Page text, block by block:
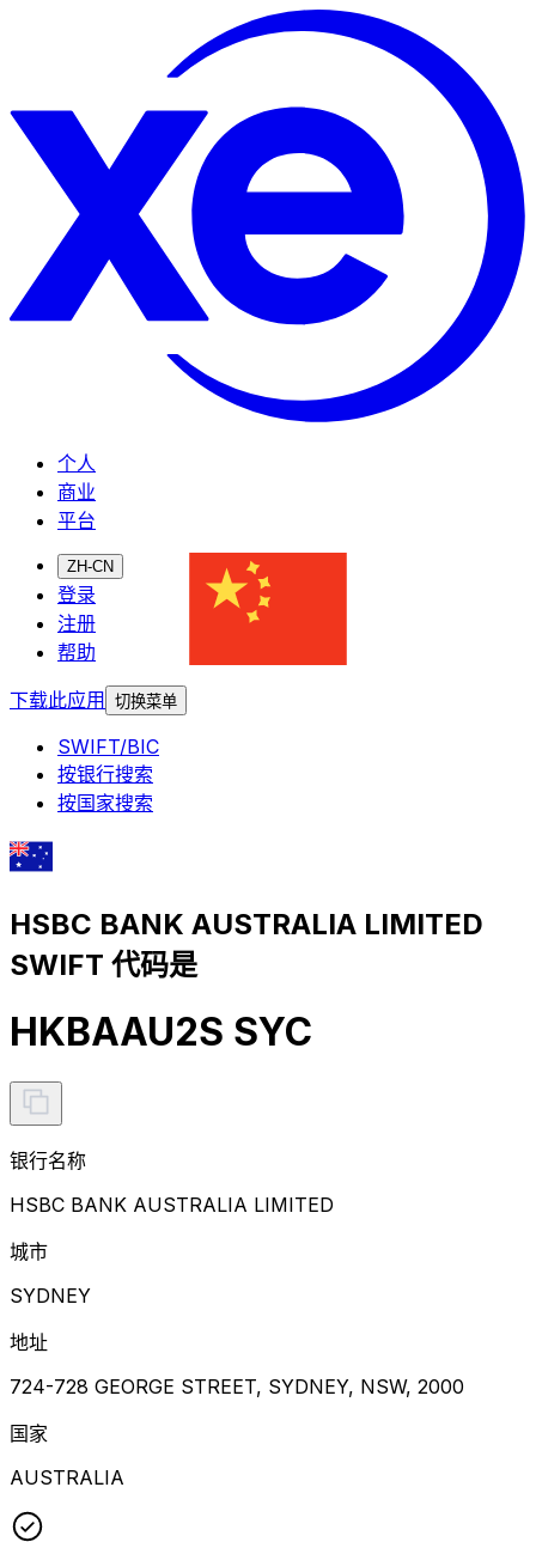
个人
商业
平台
ZH-CN
登录
注册
帮助
下载此应用
切换菜单
SWIFT/BIC
按银行搜索
按国家搜索
HSBC BANK AUSTRALIA LIMITED
SWIFT 代码是
HKBAAU2S SYC
银行名称
HSBC BANK AUSTRALIA LIMITED
城市
SYDNEY
地址
724-728 GEORGE STREET, SYDNEY, NSW, 2000
国家
AUSTRALIA